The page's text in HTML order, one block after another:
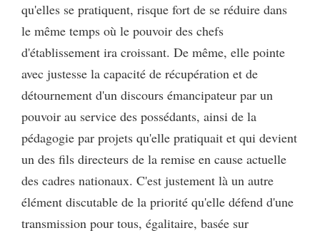
qu'elles se pratiquent, risque fort de se réduire dans
le même temps où le pouvoir des chefs
d'établissement ira croissant. De même, elle pointe
avec justesse la capacité de récupération et de
détournement d'un discours émancipateur par un
pouvoir au service des possédants, ainsi de la
pédagogie par projets qu'elle pratiquait et qui devient
un des fils directeurs de la remise en cause actuelle
des cadres nationaux. C'est justement là un autre
élément discutable de la priorité qu'elle défend d'une
transmission pour tous, égalitaire, basée sur